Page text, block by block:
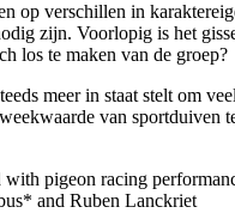
op verschillen in
zijn. Voorlopig is het
los te maken van de groep?
meer in staat stelt om
van sportduiven
with pigeon racing
and Ruben Lanckriet